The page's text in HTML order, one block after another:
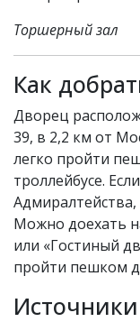
Торшерный зал
Как
Дворец
39, в 2,2 км от
легко пройти
троллейбусе.
Можно доехать
или «Гостиный
пройти пешком